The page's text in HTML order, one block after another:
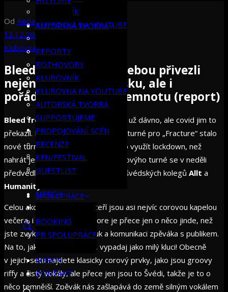
KLUBOVNÍK
KLUBOVNA NA YOUTUBE
AUTORSKÁ TVORBA
SUPPORTUJEME
PROPOJOVÁNÍ SCÉN
RECENZE
KFN/FESTIVAL
GUESTLIST
SPOLUPRÁCE
BOOKING
PR SPOLUPRÁCE
MERCH
KONTAKT
AUTORSKÁ TVORBA
REPORTY
ROZHOVORY
KLUBOVNÍK
KLUBOVNA NA YOUTUBE
AUTORSKÁ TVORBA
SUPPORTUJEME
PROPOJOVÁNÍ SCÉN
RECENZE
KFN/FESTIVAL
GUESTLIST
SPOLUPRÁCE
BOOKING
PR SPOLUPRÁCE
MERCH
KONTAKT
Od Redakce Klubovny
13.12.2022
Klubovna Reporty
Bleed from Within s sebou přivezli
nejen další novou desku, ale i
pořádnou švédskou temnotu (report)
Bleed from Withinplánovali přijet už dávno, ale covid jim to
překazil. Díky tomu se z původního turné pro „Fracture“ stalo
nové turné pro „Shrine“. Aneb jak líp využít lockdown, než
nahrát ještě jednu desku! V rámci novýho turné se v neděli
předvedli ve Futuru za doprovodu švédských kolegů Allt a
Humanity’s
Celou akci rozjedou
, kteří jsou asi nejvíc corovou kapelou
večera, i když jejich metalcore je přece jen o něco jinde, než
jste zvyklí. Cením čistej zvuk a komunikaci zpěváka s publikem.
Na to, jak to do nás sypou, vypadaj jako milý kluci! Obecně
v jejich setu najdete klasicky corový prvky, jako jsou groovy
riffy a čistý vokály, ale přece jen jsou to Švédi, takže je to o
něco temnější. Zpěvák nás zašlapává do země silným vokálem